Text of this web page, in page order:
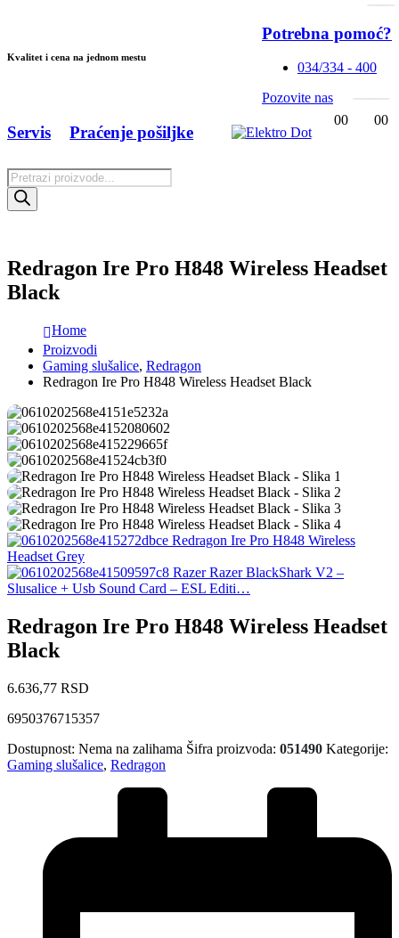
Kvalitet i cena na jednom mestu
Potrebna pomoć?
034/334 - 400
Pozovite nas
Products
search
Servis Praćenje pošiljke
00 00
Redragon Ire Pro H848 Wireless Headset
Black
Home
Proizvodi
Gaming slušalice, Redragon
Redragon Ire Pro H848 Wireless Headset Black
Redragon Ire Pro H848 Wireless
Headset Grey
Razer Razer BlackShark V2 –
Slusalice + Usb Sound Card – ESL Editi…
Redragon Ire Pro H848 Wireless Headset
Black
6.636,77 RSD
6950376715357
Dostupnost: Nema na zalihama Šifra proizvoda: 051490 Kategorije:
Gaming slušalice, Redragon